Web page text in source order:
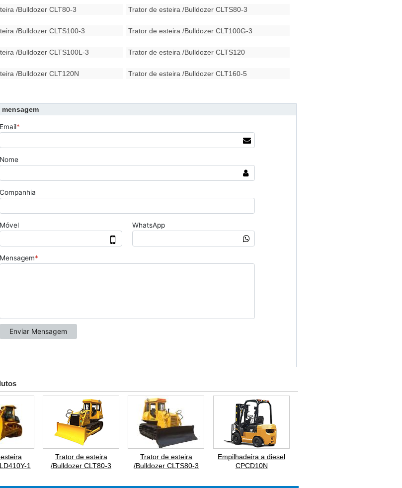
/Bulldozer CLT80-3 Trator de esteira /Bulldozer CLTS80-3
/Bulldozer CLTS100-3 Trator de esteira /Bulldozer CLT100G-3
/Bulldozer CLTS100L-3 Trator de esteira /Bulldozer CLTS120
/Bulldozer CLT120N Trator de esteira /Bulldozer CLT160-5
mensagem
1
Trator de esteira
/Bulldozer CLT80-3
Trator de esteira
/Bulldozer CLTS80-3
Empilhadeira a diesel
CPCD10N